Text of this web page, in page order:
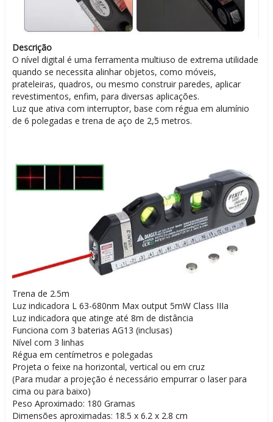
Descrição
O nível digital é uma ferramenta multiuso de extrema utilidade
quando se necessita alinhar objetos, como móveis,
prateleiras, quadros, ou mesmo construir paredes, aplicar
revestimentos, enfim, para diversas aplicações.
Luz que ativa com interruptor, base com régua em alumínio
de 6 polegadas e trena de aço de 2,5 metros.
Trena de 2.5m
Luz indicadora L 63-680nm Max output 5mW Class IIIa
Luz indicadora que atinge até 8m de distância
Funciona com 3 baterias AG13 (inclusas)
Nível com 3 linhas
Régua em centímetros e polegadas
Projeta o feixe na horizontal, vertical ou em cruz
(Para mudar a projeção é necessário empurrar o laser para
cima ou para baixo)
Peso Aproximado: 180 Gramas
Dimensões aproximadas: 18.5 x 6.2 x 2.8 cm